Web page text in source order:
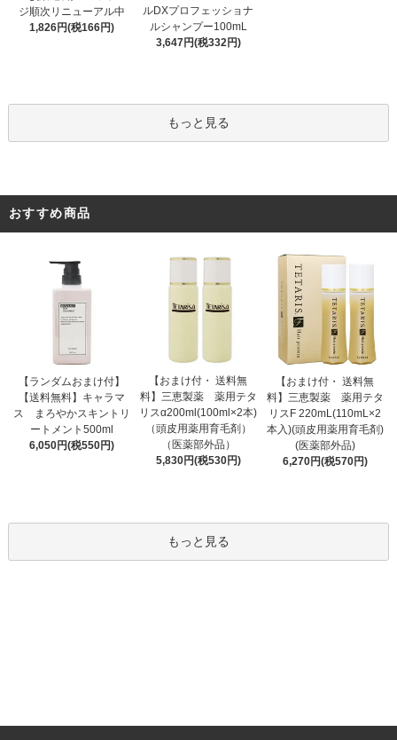
ジ順次リニューアル中
1,826円(税166円)
ルDXプロフェッショナ
ルシャンプー100mL
3,647円(税332円)
もっと見る
おすすめ商品
【ランダムおまけ付】
【送料無料】キャラマ
ス まろやかスキントリ
ートメント500ml
6,050円(税550円)
【おまけ付・ 送料無
料】三恵製薬 薬用テタ
リスα200ml(100ml×2本)
（頭皮用薬用育毛剤）
（医薬部外品）
5,830円(税530円)
【おまけ付・ 送料無
料】三恵製薬 薬用テタ
リスF 220mL(110mL×2
本入)(頭皮用薬用育毛剤)
(医薬部外品)
6,270円(税570円)
もっと見る